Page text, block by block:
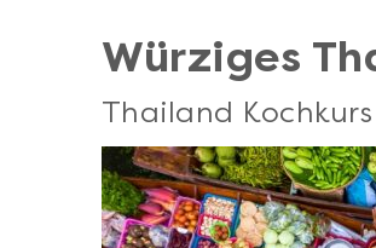
Würziges
Thailand